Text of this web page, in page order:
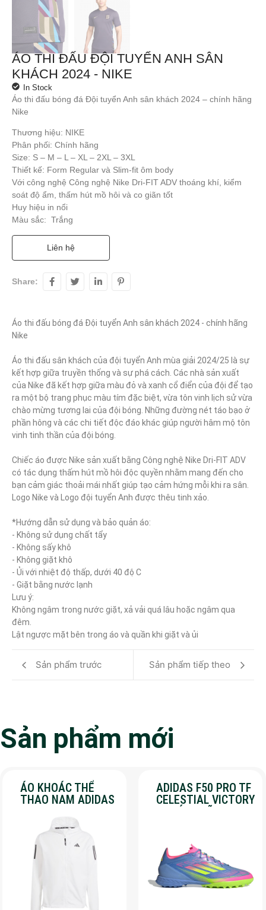
ÁO THI ĐẤU ĐỘI TUYỂN ANH SÂN
KHÁCH 2024 - NIKE
In Stock
Áo thi đấu bóng đá Đội tuyển Anh sân khách 2024 – chính hãng
Nike
Thương hiệu: NIKE
Phân phối: Chính hãng
Size: S – M – L – XL – 2XL – 3XL
Thiết kế: Form Regular và Slim-fit ôm body
Với công nghệ Công nghệ Nike Dri-FIT ADV thoáng khí, kiểm
soát độ ẩm, thấm hút mồ hôi và co giãn tốt
Huy hiệu in nổi
Màu sắc: Trắng
Liên hệ
Share:
Áo thi đấu bóng đá Đội tuyển Anh sân khách 2024 - chính hãng
Nike
Áo thi đấu sân khách của đội tuyển Anh mùa giải 2024/25 là sự
kết hợp giữa truyền thống và sự phá cách. Các nhà sản xuất
của Nike đã kết hợp giữa màu đỏ và xanh cổ điển của đội để tạo
ra một bộ trang phục màu tím đặc biệt, vừa tôn vinh lịch sử vừa
chào mừng tương lai của đội bóng. Những đường nét táo bạo ở
phần hông và các chi tiết độc đáo khác giúp người hâm mộ tôn
vinh tinh thần của đội bóng.
Chiếc áo được Nike sản xuất bằng Công nghệ Nike Dri-FIT ADV
có tác dụng thấm hút mồ hôi độc quyền nhằm mang đến cho
bạn cảm giác thoải mái nhất giúp tạo cảm hứng mỗi khi ra sân.
Logo Nike và Logo đội tuyển Anh được thêu tinh xảo.
*Hướng dẫn sử dụng và bảo quản áo:
- Không sử dụng chất tẩy
- Không sấy khô
- Không giặt khô
- Ủi với nhiệt độ thấp, dưới 40 độ C
- Giặt bằng nước lạnh
Lưu ý:
Không ngâm trong nước giặt, xả vải quá lâu hoặc ngâm qua
đêm.
Lật ngược mặt bên trong áo và quần khi giặt và ủi
Sản phẩm trước Sản phẩm tiếp theo
Sản phẩm mới
ÁO KHOÁC THỂ
THAO NAM ADIDAS
MÀU TRẮNG
ADIDAS F50 PRO TF
CELESTIAL VICTORY
– CHÍNH HÃNG –